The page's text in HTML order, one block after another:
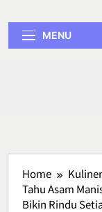
MENU
Home
Kuliner
Tahu Asam
Bikin Rindu